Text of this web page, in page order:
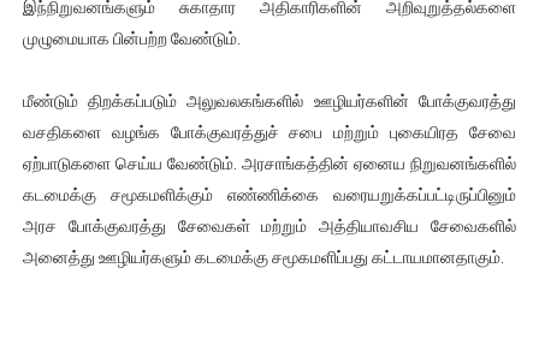
இந்நிறுவனங்களும் சுகாதார அதிகாரிகளின் அறிவுறுத்தல்களை
முழுமையாக பின்பற்ற வேண்டும்.
மீண்டும் திறக்கப்படும் அலுவலகங்களில் ஊழியர்களின் போக்குவரத்து
வசதிகளை வழங்க போக்குவரத்துச் சபை மற்றும் புகையிரத சேவை
ஏற்பாடுகளை செய்ய வேண்டும். அரசாங்கத்தின் ஏனைய நிறுவனங்களில்
கடமைக்கு சமூகமளிக்கும் எண்ணிக்கை வரையறுக்கப்பட்டிருப்பினும்
அரச போக்குவரத்து சேவைகள் மற்றும் அத்தியாவசிய சேவைகளில்
அனைத்து ஊழியர்களும் கடமைக்கு சமூகமளிப்பது கட்டாயமானதாகும்.